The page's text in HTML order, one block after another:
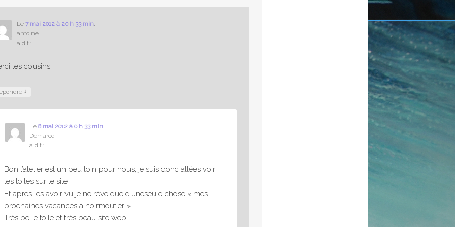
Le 7 mai 2012 à 20 h 33 min,
antoine
a dit :
les cousins !
↓
Le 8 mai 2012 à 0 h 33 min,
Demarcq
a dit :
Bon l’atelier est un peu loin pour nous, je suis donc allées voir
tes toiles sur le site
Et apres les avoir vu je ne rêve que d’uneseule chose « mes
prochaines vacances a noirmoutier »
Très belle toile et très beau site web